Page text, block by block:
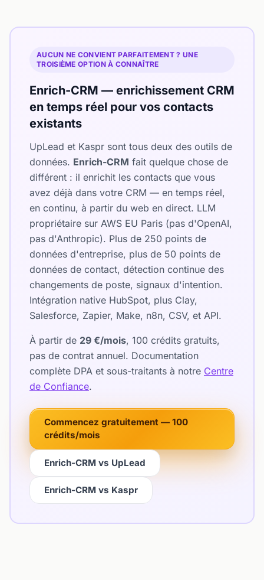
AUCUN NE CONVIENT PARFAITEMENT ? UNE
TROISIÈME OPTION À CONNAÎTRE
Enrich-CRM — enrichissement CRM
en temps réel pour vos contacts
existants
UpLead et Kaspr sont tous deux des outils de
données. Enrich-CRM fait quelque chose de
différent : il enrichit les contacts que vous
avez déjà dans votre CRM — en temps réel,
en continu, à partir du web en direct. LLM
propriétaire sur AWS EU Paris (pas d'OpenAI,
pas d'Anthropic). Plus de 250 points de
données d'entreprise, plus de 50 points de
données de contact, détection continue des
changements de poste, signaux d'intention.
Intégration native HubSpot, plus Clay,
Salesforce, Zapier, Make, n8n, CSV, et API.
À partir de 29 €/mois, 100 crédits gratuits,
pas de contrat annuel. Documentation
complète DPA et sous-traitants à notre Centre
de Confiance.
Commencez gratuitement — 100
crédits/mois
Enrich-CRM vs UpLead
Enrich-CRM vs Kaspr